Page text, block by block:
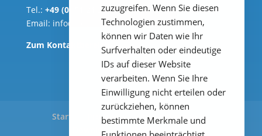
Tel.: +49 (0) 51 21 289 33 – 0
Email: info@heylanalysis.de
Zum Kontaktbereich
Start Produkte
Anwendungen
Downloads
Impressum
zuzugreifen. Wenn Sie diesen
Technologien zustimmen,
können wir Daten wie Ihr
Surfverhalten oder eindeutige
IDs auf dieser Website
verarbeiten. Wenn Sie Ihre
Einwilligung nicht erteilen oder
zurückziehen, können
bestimmte Merkmale und